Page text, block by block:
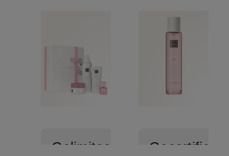
Gelimiteerd